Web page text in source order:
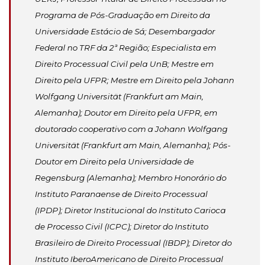
Programa de Pós-Graduação em Direito da
Universidade Estácio de Sá; Desembargador
Federal no TRF da 2ª Região; Especialista em
Direito Processual Civil pela UnB; Mestre em
Direito pela UFPR; Mestre em Direito pela Johann
Wolfgang Universität (Frankfurt am Main,
Alemanha); Doutor em Direito pela UFPR, em
doutorado cooperativo com a Johann Wolfgang
Universität (Frankfurt am Main, Alemanha); Pós-
Doutor em Direito pela Universidade de
Regensburg (Alemanha); Membro Honorário do
Instituto Paranaense de Direito Processual
(IPDP); Diretor Institucional do Instituto Carioca
de Processo Civil (ICPC); Diretor do Instituto
Brasileiro de Direito Processual (IBDP); Diretor do
Instituto IberoAmericano de Direito Processual